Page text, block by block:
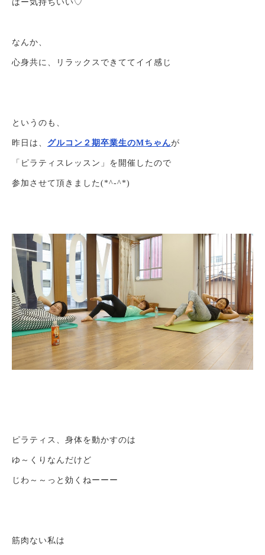
はー気持ちいい♡
なんか、
心身共に、リラックスできててイイ感じ
というのも、
昨日は、 グルコン２期卒業生のMちゃんが
「ピラティスレッスン」を開催したので
参加させて頂きました(*^-^*)
ピラティス、身体を動かすのは
ゆ～くりなんだけど
じわ～～っと効くねーーー
筋肉ない私は